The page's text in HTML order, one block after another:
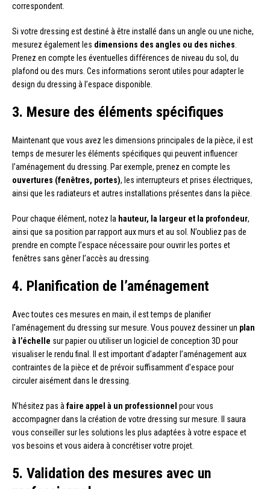
correspondent.
Si votre dressing est destiné à être installé dans un angle ou une niche,
mesurez également les dimensions des angles ou des niches
Prenez en compte les éventuelles différences de niveau du sol, du
plafond ou des murs. Ces informations seront utiles pour adapter le
design du dressing à l’espace disponible.
3. Mesure des éléments spécifiques
Maintenant que vous avez les dimensions principales de la pièce, il est
temps de mesurer les éléments spécifiques qui peuvent influencer
l’aménagement du dressing. Par exemple, prenez en compte les
ouvertures (fenêtres, portes), les interrupteurs et prises électriques,
ainsi que les radiateurs et autres installations présentes dans la pièce.
Pour chaque élément, notez la hauteur, la largeur et la profondeur,
ainsi que sa position par rapport aux murs et au sol. N’oubliez pas de
prendre en compte l’espace nécessaire pour ouvrir les portes et
fenêtres sans gêner l’accès au dressing.
4. Planification de l’aménagement
Avec toutes ces mesures en main, il est temps de planifier
l’aménagement du dressing sur mesure. Vous pouvez dessiner un plan
à l’échelle sur papier ou utiliser un logiciel de conception 3D pour
visualiser le rendu final. Il est important d’adapter l’aménagement aux
contraintes de la pièce et de prévoir suffisamment d’espace pour
circuler aisément dans le dressing.
N’hésitez pas à faire appel à un professionnel pour vous
accompagner dans la création de votre dressing sur mesure. Il saura
vous conseiller sur les solutions les plus adaptées à votre espace et
vos besoins et vous aidera à concrétiser votre projet.
5. Validation des mesures avec un